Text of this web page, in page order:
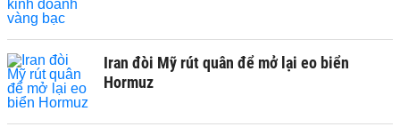
Iran đòi Mỹ rút quân để mở lại eo biển
Hormuz